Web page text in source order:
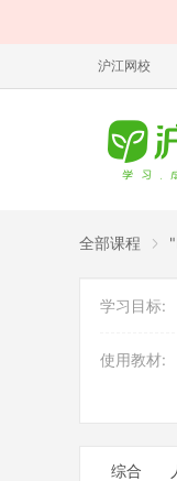
沪江网校
全部课程
学习目标:
使用教材:
综合